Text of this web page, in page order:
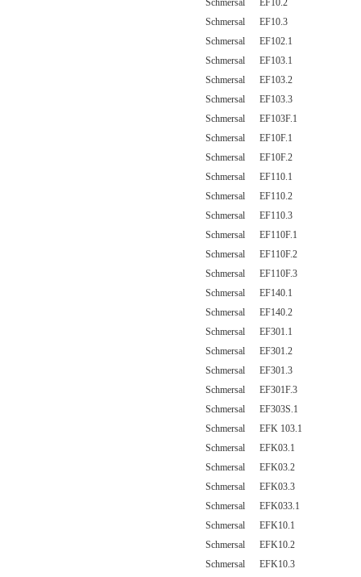
Schmersal EF10.2
Schmersal EF10.3
Schmersal EF102.1
Schmersal EF103.1
Schmersal EF103.2
Schmersal EF103.3
Schmersal EF103F.1
Schmersal EF10F.1
Schmersal EF10F.2
Schmersal EF110.1
Schmersal EF110.2
Schmersal EF110.3
Schmersal EF110F.1
Schmersal EF110F.2
Schmersal EF110F.3
Schmersal EF140.1
Schmersal EF140.2
Schmersal EF301.1
Schmersal EF301.2
Schmersal EF301.3
Schmersal EF301F.3
Schmersal EF303S.1
Schmersal EFK 103.1
Schmersal EFK03.1
Schmersal EFK03.2
Schmersal EFK03.3
Schmersal EFK033.1
Schmersal EFK10.1
Schmersal EFK10.2
Schmersal EFK10.3